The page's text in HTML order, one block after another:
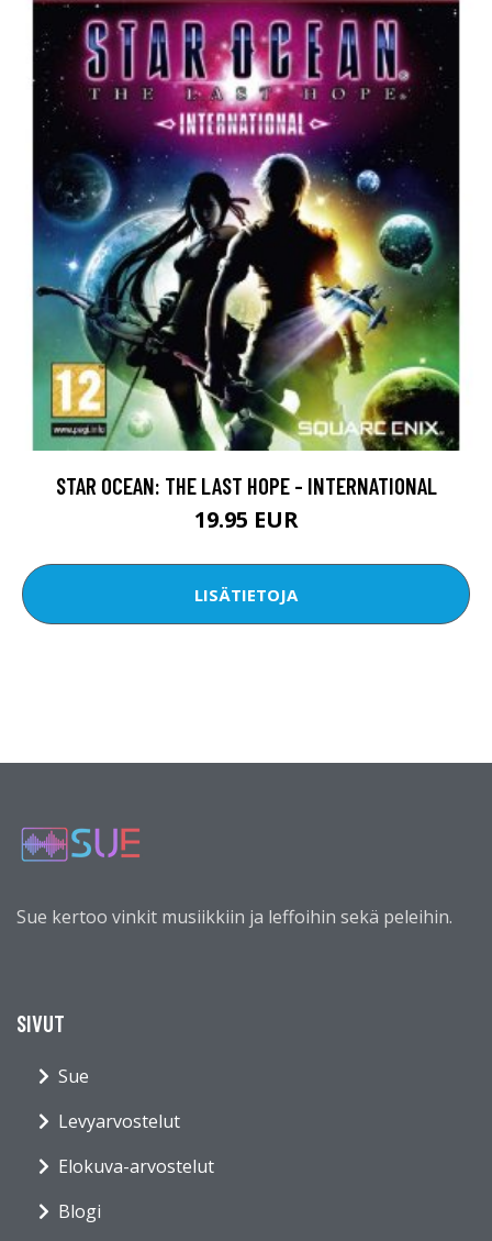
STAR OCEAN: THE LAST HOPE - INTERNATIONAL
19.95 EUR
LISÄTIETOJA
Sue kertoo vinkit musiikkiin ja leffoihin sekä peleihin.
SIVUT
Sue
Levyarvostelut
Elokuva-arvostelut
Blogi